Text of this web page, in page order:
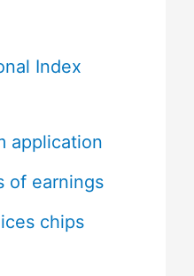
Index
application
of earnings
chips